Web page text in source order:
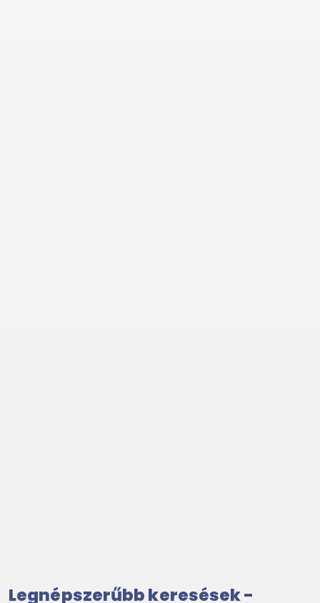
Legnépszerűbb keresések -